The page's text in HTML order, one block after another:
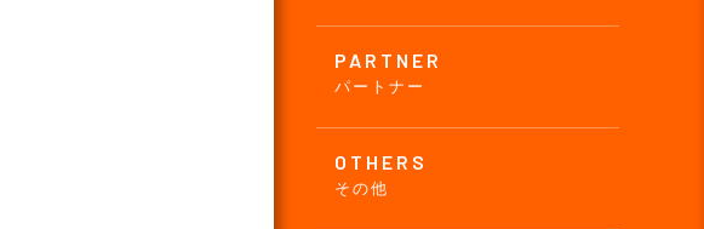
PARTNER
パートナー
OTHERS
その他